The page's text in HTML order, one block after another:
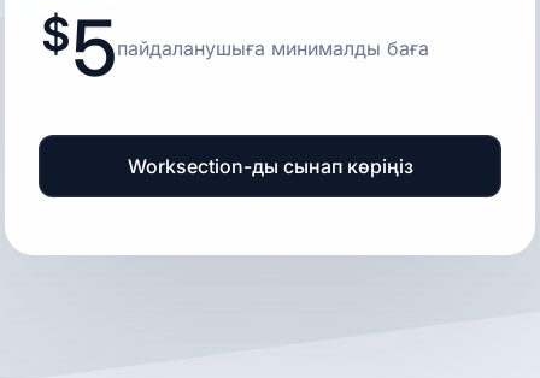
5пайдаланушыға минималды баға
Worksection-ды сынап көріңіз